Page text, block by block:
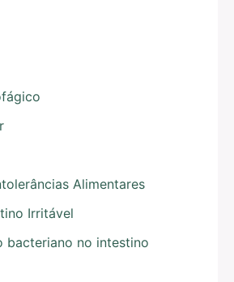
Alimentares
Irritável
bacteriano no intestino